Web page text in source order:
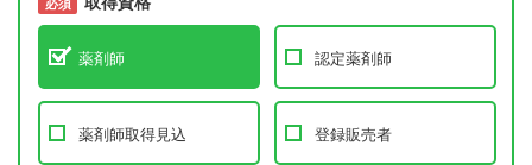
必須
薬剤師 認定薬剤師
薬剤師取得見込 登録販売者